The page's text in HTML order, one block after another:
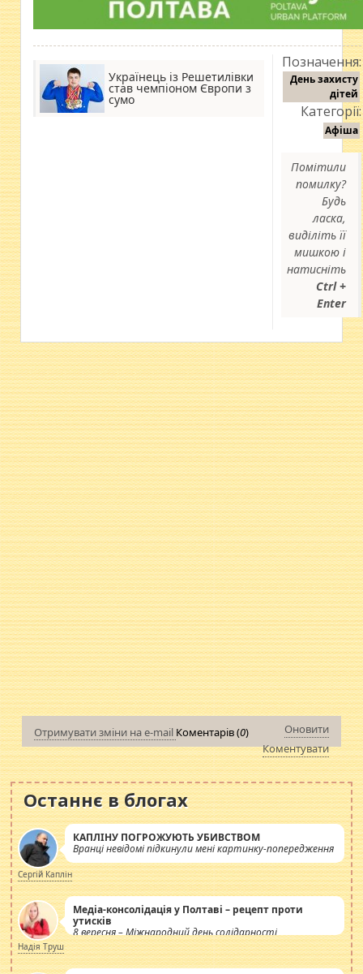
Українець із Решетилівки
став чемпіоном Європи з
сумо
Позначення:
День захисту
дітей
Категорії:
Афіша
Помітили
помилку?
Будь
ласка,
виділіть її
мишкою і
натисніть
Ctrl +
Enter
Отримувати зміни на e-mail Коментарів (0)
Оновити
Коментувати
Останнє в блогах
КАПЛІНУ ПОГРОЖУЮТЬ УБИВСТВОМ
Вранці невідомі підкинули мені картинку-попередження
Сергій Каплін
Медіа-консолідація у Полтаві – рецепт проти
утисків
8 вересня – Міжнародний день солідарності
журналістів.
Надія Труш